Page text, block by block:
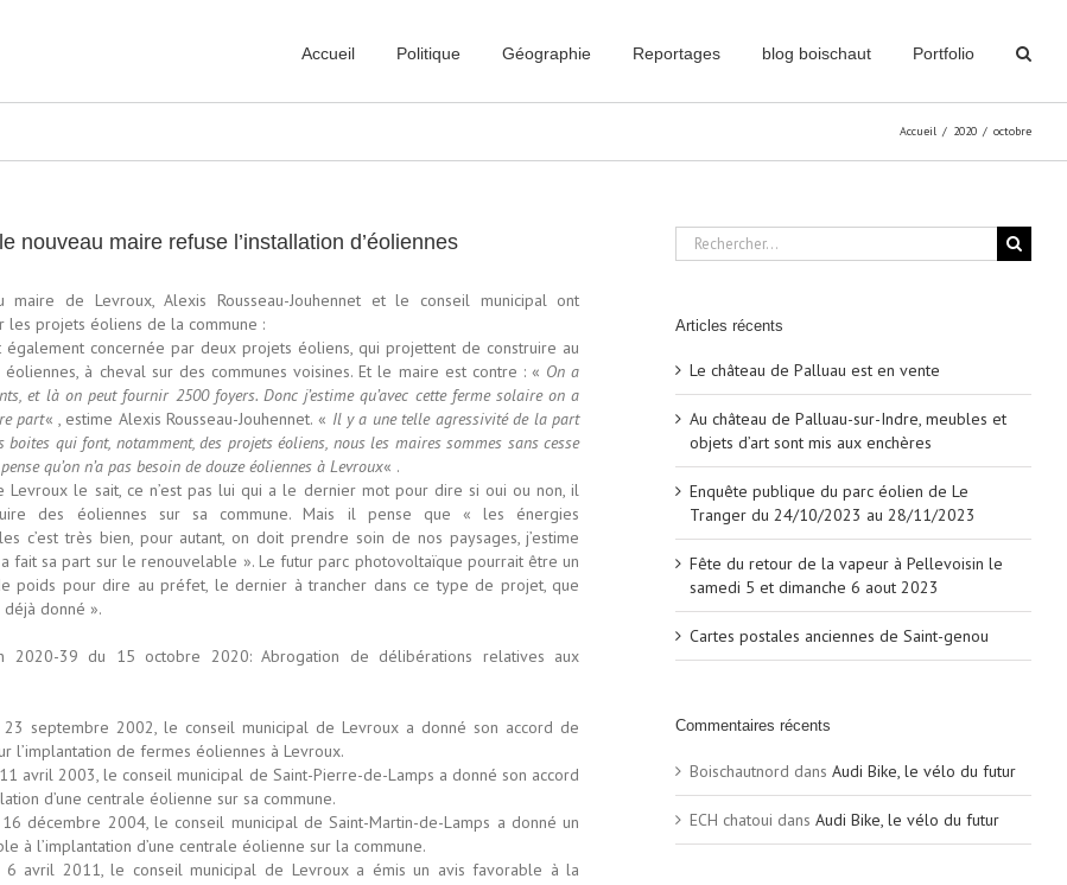
Accueil Politique Géographie Reportages blog boischaut Portfolio
Accueil / 2020 / octobre
nouveau maire refuse l’installation d’éoliennes
maire de Levroux, Alexis Rousseau-Jouhennet et le conseil municipal ont
les projets éoliens de la commune :
également concernée par deux projets éoliens, qui projettent de construire au
à cheval sur des communes voisines. Et le maire est contre : « On a
et là on peut fournir 2500 foyers. Donc j’estime qu’avec cette ferme solaire on a
part« , estime Alexis Rousseau-Jouhennet. « Il y a une telle agressivité de la part
boites qui font, notamment, des projets éoliens, nous les maires sommes sans cesse
qu’on n’a pas besoin de douze éoliennes à Levroux« .
Levroux le sait, ce n’est pas lui qui a le dernier mot pour dire si oui ou non, il
des éoliennes sur sa commune. Mais il pense que « les énergies
c’est très bien, pour autant, on doit prendre soin de nos paysages, j’estime
fait sa part sur le renouvelable ». Le futur parc photovoltaïque pourrait être un
poids pour dire au préfet, le dernier à trancher dans ce type de projet, que
donné ».
2020-39 du 15 octobre 2020: Abrogation de délibérations relatives aux
septembre 2002, le conseil municipal de Levroux a donné son accord de
l’implantation de fermes éoliennes à Levroux.
avril 2003, le conseil municipal de Saint-Pierre-de-Lamps a donné son accord
d’une centrale éolienne sur sa commune.
décembre 2004, le conseil municipal de Saint-Martin-de-Lamps a donné un
à l’implantation d’une centrale éolienne sur la commune.
6 avril 2011, le conseil municipal de Levroux a émis un avis favorable à la
Rechercher:
Articles récents
Le château de Palluau est en vente
Au château de Palluau-sur-Indre, meubles et
objets d’art sont mis aux enchères
Enquête publique du parc éolien de Le
Tranger du 24/10/2023 au 28/11/2023
Fête du retour de la vapeur à Pellevoisin le
samedi 5 et dimanche 6 aout 2023
Cartes postales anciennes de Saint-genou
Commentaires récents
Boischautnord dans Audi Bike, le vélo du futur
ECH chatoui dans Audi Bike, le vélo du futur